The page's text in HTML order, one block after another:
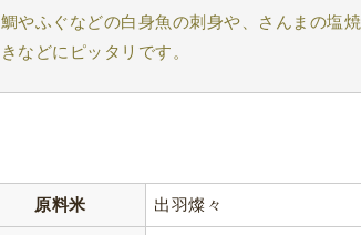
鯛やふぐなどの白身魚の刺身や、さんまの塩焼
きなどにピッタリです。
原料米 出羽燦々